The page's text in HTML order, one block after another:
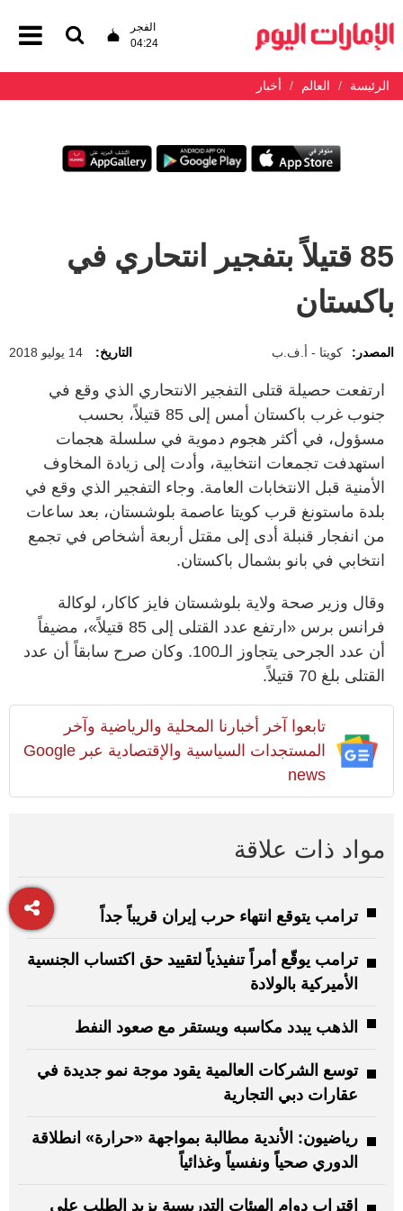
الفجر
04:24
الرئيسة العالم أخبار
85 قتيلاً بتفجير انتحاري في
باكستان
المصدر: كويتا - أ.ف.ب التاريخ: 14 يوليو 2018
ارتفعت حصيلة قتلى التفجير الانتحاري الذي وقع في
جنوب غرب باكستان أمس إلى 85 قتيلاً، بحسب
مسؤول، في أكثر هجوم دموية في سلسلة هجمات
استهدفت تجمعات انتخابية، وأدت إلى زيادة المخاوف
الأمنية قبل الانتخابات العامة. وجاء التفجير الذي وقع في
بلدة ماستونغ قرب كويتا عاصمة بلوشستان، بعد ساعات
من انفجار قنبلة أدى إلى مقتل أربعة أشخاص في تجمع
انتخابي في بانو بشمال باكستان.
وقال وزير صحة ولاية بلوشستان فايز كاكار، لوكالة
فرانس برس «ارتفع عدد القتلى إلى 85 قتيلاً»، مضيفاً
أن عدد الجرحى يتجاوز الـ100. وكان صرح سابقاً أن عدد
القتلى بلغ 70 قتيلاً.
تابعوا آخر أخبارنا المحلية والرياضية وآخر
المستجدات السياسية والإقتصادية عبر Google
news
مواد ذات علاقة
ترامب يتوقع انتهاء حرب إيران قريباً جداً
ترامب يوقّع أمراً تنفيذياً لتقييد حق اكتساب الجنسية
الأميركية بالولادة
الذهب يبدد مكاسبه ويستقر مع صعود النفط
توسع الشركات العالمية يقود موجة نمو جديدة في
عقارات دبي التجارية
رياضيون: الأندية مطالبة بمواجهة «حرارة» انطلاقة
الدوري صحياً ونفسياً وغذائياً
اقتراب دوام الهيئات التدريسية يزيد الطلب على